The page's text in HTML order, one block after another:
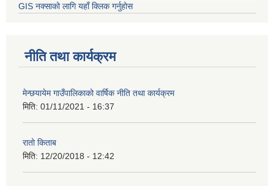
GIS नक्साको लागि यहाँ क्लिक गर्नुहोस
नीति तथा कार्यक्रम
मेन्छयायेम गाउँपालिकाको वार्षिक नीति तथा कार्यक्रम
मिति: 01/11/2021 - 16:37
रातो किताब
मिति: 12/20/2018 - 12:42